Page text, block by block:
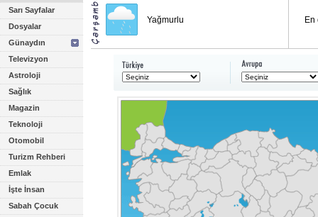
Sarı Sayfalar
Dosyalar
Günaydın
Televizyon
Astroloji
Sağlık
Magazin
Teknoloji
Otomobil
Turizm Rehberi
Emlak
İşte İnsan
Sabah Çocuk
Yağmurlu En